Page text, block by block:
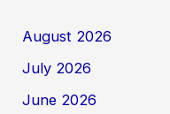
August 2026
July 2026
June 2026